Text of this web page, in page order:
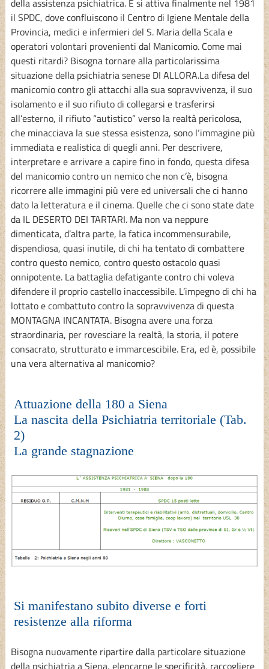
della assistenza psichiatrica. E si attiva finalmente nel 1981
il SPDC, dove confluiscono il Centro di Igiene Mentale della
Provincia, medici e infermieri del S. Maria della Scala e
operatori volontari provenienti dal Manicomio. Come mai
questi ritardi? Bisogna tornare alla particolarissima
situazione della psichiatria senese DI ALLORA.La difesa del
manicomio contro gli attacchi alla sua sopravvivenza, il suo
isolamento e il suo rifiuto di collegarsi e trasferirsi
all’esterno, il rifiuto “autistico” verso la realtà pericolosa,
che minacciava la sue stessa esistenza, sono l‘immagine più
immediata e realistica di quegli anni. Per descrivere,
interpretare e arrivare a capire fino in fondo, questa difesa
del manicomio contro un nemico che non c’è, bisogna
ricorrere alle immagini più vere ed universali che ci hanno
dato la letteratura e il cinema. Quelle che ci sono state date
da IL DESERTO DEI TARTARI. Ma non va neppure
dimenticata, d’altra parte, la fatica incommensurabile,
dispendiosa, quasi inutile, di chi ha tentato di combattere
contro questo nemico, contro questo ostacolo quasi
onnipotente. La battaglia defatigante contro chi voleva
difendere il proprio castello inaccessibile. L’impegno di chi ha
lottato e combattuto contro la sopravvivenza di questa
MONTAGNA INCANTATA. Bisogna avere una forza
straordinaria, per rovesciare la realtà, la storia, il potere
consacrato, strutturato e immarcescibile. Era, ed è, possibile
una vera alternativa al manicomio?
Attuazione della 180 a Siena
La nascita della Psichiatria territoriale (Tab.
2)
La grande stagnazione
Si manifestano subito diverse e forti
resistenze alla riforma
Bisogna nuovamente ripartire dalla particolare situazione